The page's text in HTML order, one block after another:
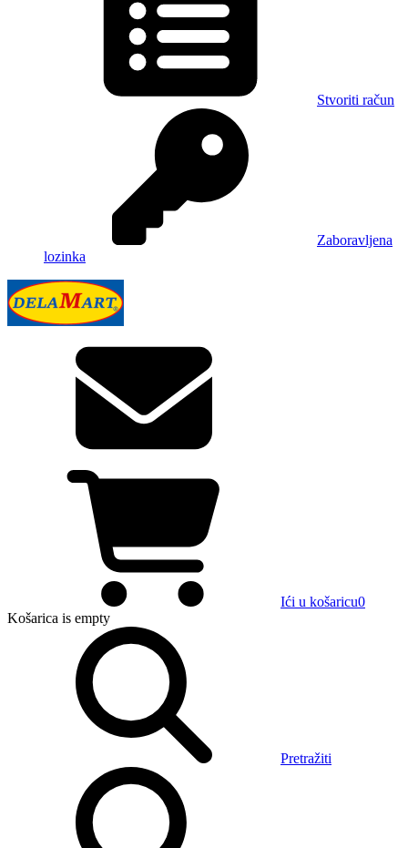
Stvoriti račun
Zaboravljena
lozinka
Ići u košaricu0
Košarica is empty
Pretražiti